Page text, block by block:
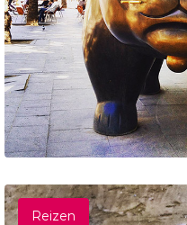
Reizen